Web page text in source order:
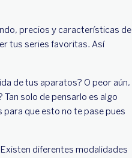
precios y características de
tus series favoritas. Así
de tus aparatos? O peor aún,
solo de pensarlo es algo
que esto no te pase pues
diferentes modalidades